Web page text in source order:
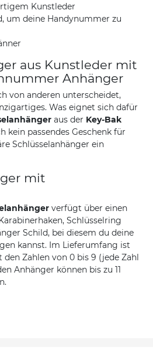
Kunstleder
um deine Handynummer zu
aus Kunstleder mit
Anhänger
von anderen unterscheidet,
Was eignet sich dafür
aus der Key-Bak
kein passendes Geschenk für
Schlüsselanhänger ein
mit
verfügt über einen
Schlüsselring
Schild, bei diesem du deine
kannst. Im Lieferumfang ist
Zahlen von 0 bis 9 (jede Zahl
Anhänger können bis zu 11